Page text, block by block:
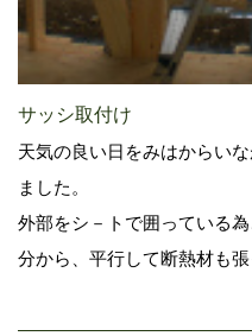
サッシ取付け
天気の良い日をみはからい
ました。
外部をシ－トで囲っている
分から、平行して断熱材も張